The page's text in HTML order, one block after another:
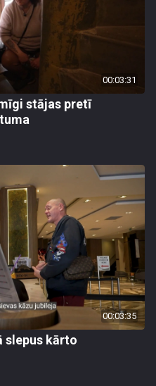
00:03:31
stājas pretī
00:03:35
slepus kārto